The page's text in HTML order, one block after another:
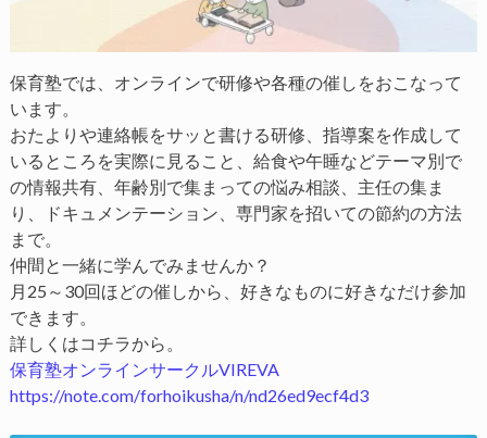
保育塾では、オンラインで研修や各種の催しをおこなって
います。
おたよりや連絡帳をサッと書ける研修、指導案を作成して
いるところを実際に見ること、給食や午睡などテーマ別で
の情報共有、年齢別で集まっての悩み相談、主任の集ま
り、ドキュメンテーション、専門家を招いての節約の方法
まで。
仲間と一緒に学んでみませんか？
月25～30回ほどの催しから、好きなものに好きなだけ参加
できます。
詳しくはコチラから。
保育塾オンラインサークルVIREVA
https://note.com/forhoikusha/n/nd26ed9ecf4d3